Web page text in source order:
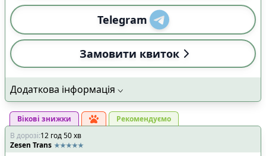
Telegram
Замовити квиток
Додаткова інформація
Вікові знижки
Рекомендуємо
В дорозі:12 год50хв
Zesen Trans